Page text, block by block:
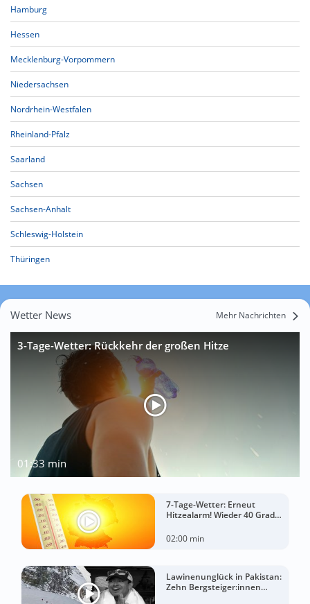
Hamburg
Hessen
Mecklenburg-Vorpommern
Niedersachsen
Nordrhein-Westfalen
Rheinland-Pfalz
Saarland
Sachsen
Sachsen-Anhalt
Schleswig-Holstein
Thüringen
Wetter News Mehr Nachrichten
3-Tage-Wetter: Rückkehr der großen Hitze
01:33 min
7-Tage-Wetter: Erneut
Hitzealarm! Wieder 40 Grad
02:00 min
Lawinenunglück in Pakistan:
Zehn Bergsteiger:innen